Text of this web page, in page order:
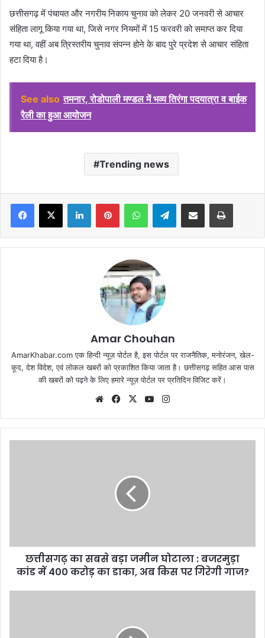
छत्तीसगढ़ में पंचायत और नगरीय निकाय चुनाव को लेकर 20 जनवरी से आचार
संहिता लागू किया गया था, जिसे नगर नियमों में 15 फरवरी को समाप्त कर दिया
गया था, वहीं अब त्रिस्तरीय चुनाव संपन्न होने के बाद पुरे प्रदेश से आचार संहिता
हटा दिया है।
See also तमनार, रोडोपाली मण्डल में भव्य तिरंगा पदयात्रा व बाईक
रैली का हुआ आयोजन
Trending news
Facebook
X LinkedInPinterestWhatsAppTelegramShare via Email Print
Amar Chouhan
AmarKhabar.com एक हिन्दी न्यूज़ पोर्टल है, इस पोर्टल पर राजनैतिक, मनोरंजन, खेल-
कूद, देश विदेश, एवं लोकल खबरों को प्रकाशित किया जाता है। छत्तीसगढ़ सहित आस पास
की खबरों को पढ़ने के लिए हमारे न्यूज़ पोर्टल पर प्रतिदिन विजिट करें।
WebsiteFacebook
X YouTube
छत्तीसगढ़ का सबसे बड़ा जमीन घोटाला : बजरमुड़ा
कांड में 400 करोड़ का डाका, अब किस पर गिरेगी गाज?